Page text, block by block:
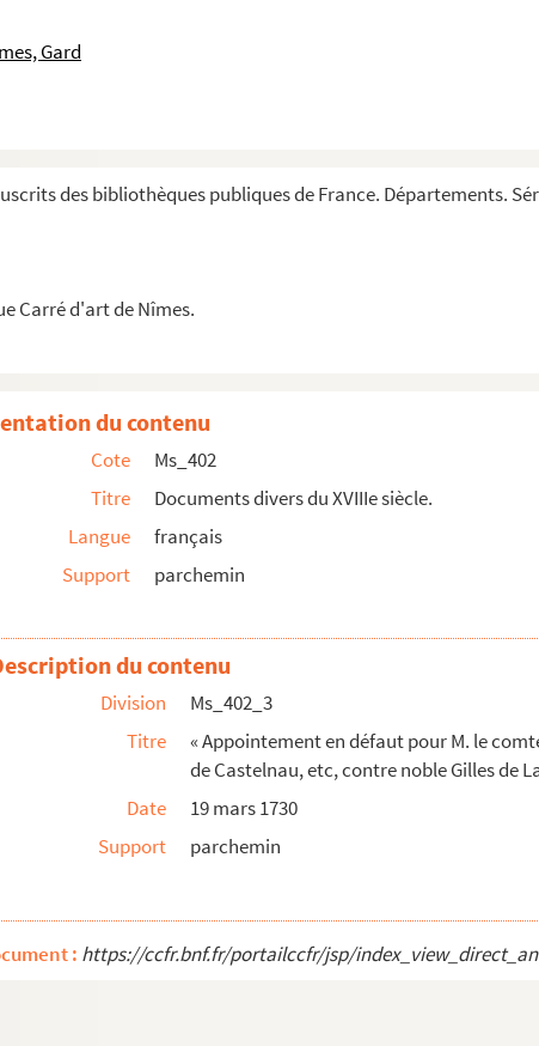
Gard
des bibliothèques publiques de France. Départements.
Carré d'art de Nîmes.
les personnes qui doivent à la succession d...
Briançon contenant les procès-verbaux des a...
diocèse d'Uzès.
et d'Anlesy, marquis de Roquefeuil, baron de Ca...
à Nimes.
du lieu de Saint-Dionysy.
Mende.
Césaire, à Boniface Veïan, habitant en la parois...
grande partie des archives municipales de Nimes
Bruel (Aveyron).
du contenu
Cote
Ms_402
Titre
Documents divers du XVIIIe siècle.
Langue
français
Support
parchemin
du contenu
Division
Ms_402_3
Titre
« Appointement en défaut pour M. le
de Castelnau, etc, contre noble Gilles de
Date
19 mars 1730
Support
parchemin
: https://ccfr.bnf.fr/portailccfr/jsp/